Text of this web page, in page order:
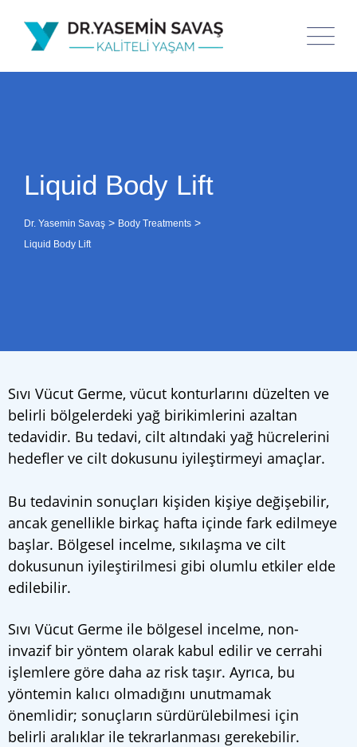
Liquid Body Lift
Dr. Yasemin Savaş > Body Treatments >
Liquid Body Lift
Sıvı Vücut Germe, vücut konturlarını düzelten ve
belirli bölgelerdeki yağ birikimlerini azaltan
tedavidir. Bu tedavi, cilt altındaki yağ hücrelerini
hedefler ve cilt dokusunu iyileştirmeyi amaçlar.
Bu tedavinin sonuçları kişiden kişiye değişebilir,
ancak genellikle birkaç hafta içinde fark edilmeye
başlar. Bölgesel incelme, sıkılaşma ve cilt
dokusunun iyileştirilmesi gibi olumlu etkiler elde
edilebilir.
Sıvı Vücut Germe ile bölgesel incelme, non-
invazif bir yöntem olarak kabul edilir ve cerrahi
işlemlere göre daha az risk taşır. Ayrıca, bu
yöntemin kalıcı olmadığını unutmamak
önemlidir; sonuçların sürdürülebilmesi için
belirli aralıklar ile tekrarlanması gerekebilir.